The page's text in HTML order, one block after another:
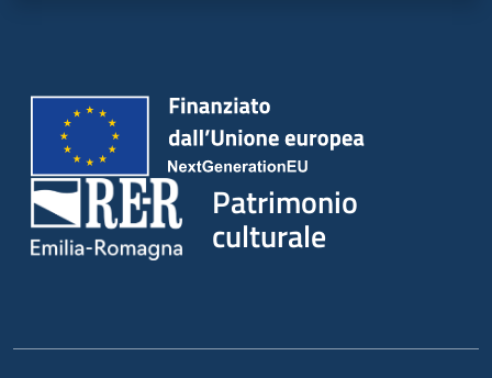
Patrimonio
culturale